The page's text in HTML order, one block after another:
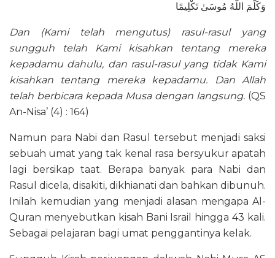
وَكَلَّمَ اللَّهُ مُوسَىٰ تَكْلِيمًا
Dan (Kami telah mengutus) rasul-rasul yang
sungguh telah Kami kisahkan tentang mereka
kepadamu dahulu, dan rasul-rasul yang tidak Kami
kisahkan tentang mereka kepadamu. Dan Allah
telah berbicara kepada Musa dengan langsung. (QS
An-Nisa’ (4) : 164)
Namun para Nabi dan Rasul tersebut menjadi saksi
sebuah umat yang tak kenal rasa bersyukur apatah
lagi bersikap taat. Berapa banyak para Nabi dan
Rasul dicela, disakiti, dikhianati dan bahkan dibunuh.
Inilah kemudian yang menjadi alasan mengapa Al-
Quran menyebutkan kisah Bani Israil hingga 43 kali.
Sebagai pelajaran bagi umat penggantinya kelak.